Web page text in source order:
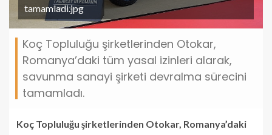
tamamladi.jpg
Koç Topluluğu şirketlerinden Otokar,
Romanya’daki tüm yasal izinleri alarak,
savunma sanayi şirketi devralma sürecini
tamamladı.
Koç Topluluğu şirketlerinden Otokar, Romanya’daki